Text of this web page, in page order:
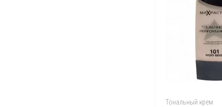
Тональный крем